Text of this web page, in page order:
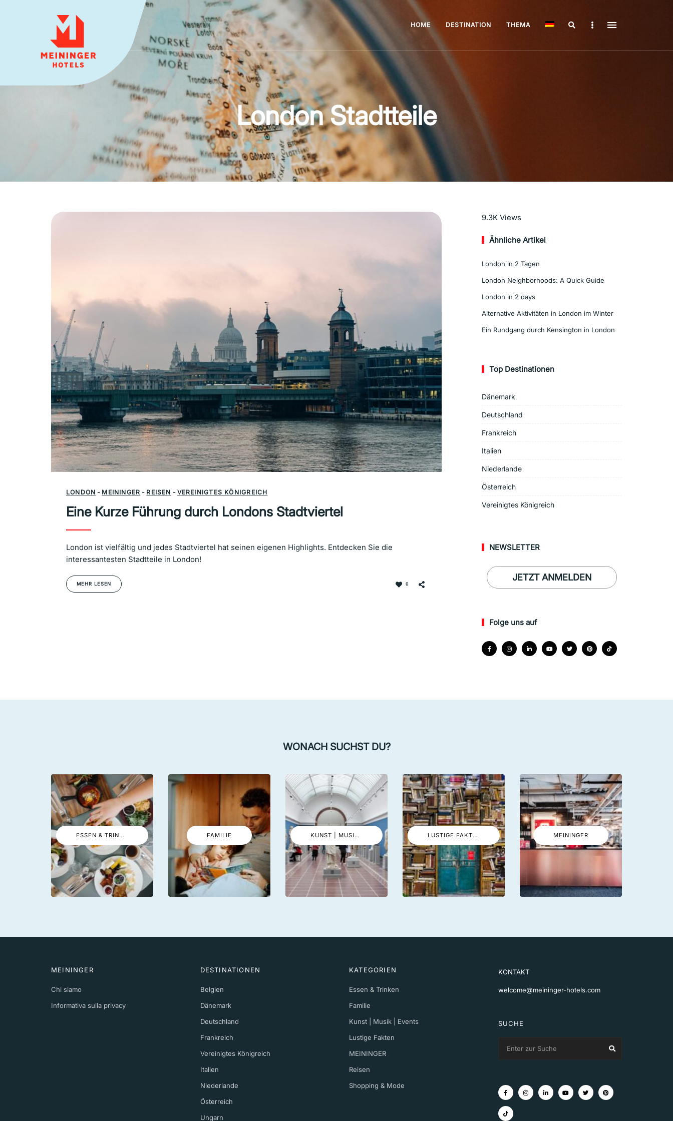
MEININGER HOTELS
HOME DESTINATION THEMA
SearchSidebar
London Stadtteile
LONDON - MEININGER - REISEN - VEREINIGTES KÖNIGREICH
Eine Kurze Führung durch Londons Stadtviertel
London ist vielfältig und jedes Stadtviertel hat seinen eigenen Highlights. Entdecken Sie die
interessantesten Stadtteile in London!
MEHR LESEN 0
Mehr lesen
9.3K Views
Ähnliche Artikel
London in 2 Tagen
London Neighborhoods: A Quick Guide
London in 2 days
Alternative Aktivitäten in London im Winter
Ein Rundgang durch Kensington in London
Top Destinationen
Dänemark
Deutschland
Frankreich
Italien
Niederlande
Österreich
Vereinigtes Königreich
NEWSLETTER
JETZT ANMELDEN
Folge uns auf
WONACH SUCHST DU?
ESSEN & TRINKEN FAMILIE KUNST | MUSIK | EVENTS LUSTIGE FAKTEN MEININGER
MEININGER
Chi siamo
Informativa sulla privacy
DESTINATIONEN
Belgien
Dänemark
Deutschland
Frankreich
Vereinigtes Königreich
Italien
Niederlande
Österreich
Ungarn
KATEGORIEN
Essen & Trinken
Familie
Kunst | Musik | Events
Lustige Fakten
MEININGER
Reisen
Shopping & Mode
KONTAKT
welcome@meininger-hotels.com
SUCHE
for: